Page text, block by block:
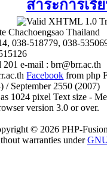
สาระการเรี
Chachoengsao Thailand
038-518779, 038-
e-mail : brr@brr.ac.th
Facebook from php
/ September 2550 (2007)
1024 pixel Text size -
version 3.0 or over.
© 2026 PHP-
warranties under